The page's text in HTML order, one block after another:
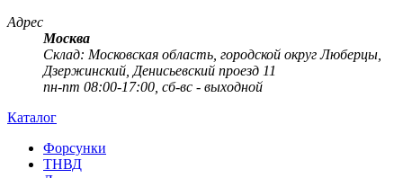
Адрес
Москва
Cклад: Московская область, городской округ Люберцы,
Дзержинский, Денисьевский проезд 11
пн-пт 08:00-17:00, сб-вс - выходной
Каталог
Форсунки
ТНВД